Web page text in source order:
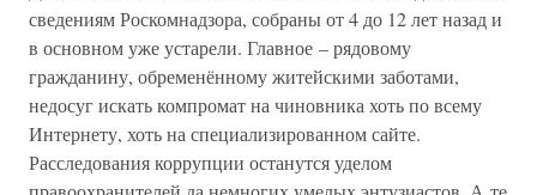
сведениям Роскомнадзора, собраны от 4 до 12 лет назад и
в основном уже устарели. Главное – рядовому
гражданину, обременённому житейскими заботами,
недосуг искать компромат на чиновника хоть по всему
Интернету, хоть на специализированном сайте.
Расследования коррупции останутся уделом